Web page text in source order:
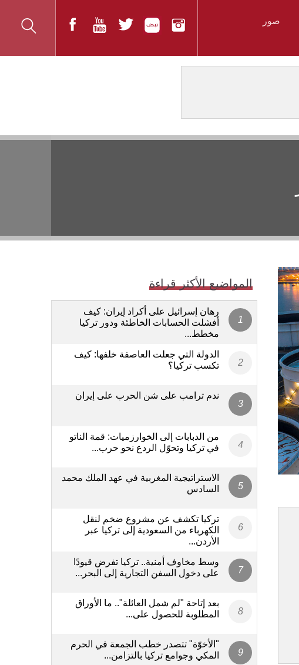
صور
المواضيع الأكثر قراءة
رهان إسرائيل على أكراد إيران: كيف
أفشلت الحسابات الخاطئة ودور تركيا
مخطط...
الدولة التي جعلت العاصفة خلفها: كيف
تكسب تركيا؟
ندم ترامب على شن الحرب على إيران
من الدبابات إلى الخوارزميات: قمة الناتو
في تركيا وتحوّل الردع نحو حرب...
الاستراتيجية المغربية في عهد الملك محمد
السادس
تركيا تكشف عن مشروع ضخم لنقل
الكهرباء من السعودية إلى تركيا عبر
الأردن...
وسط مخاوف أمنية.. تركيا تفرض قيودًا
على دخول السفن التجارية إلى البحر...
بعد إتاحة "لم شمل العائلة".. ما الأوراق
المطلوبة للحصول على...
"الأخوّة" تتصدر خطب الجمعة في الحرم
المكي وجوامع تركيا بالتزامن...